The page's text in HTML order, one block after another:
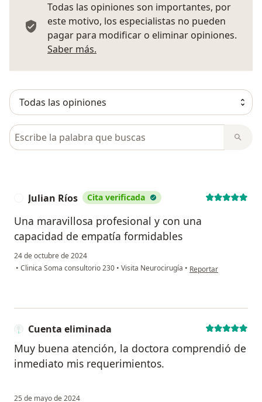
Todas las opiniones son importantes, por
este motivo, los especialistas no pueden
pagar para modificar o eliminar opiniones.
Saber más.
Busca en opiniones
Julian Ríos Cita verificada
Una maravillosa profesional y con una
capacidad de empatía formidables
24 de octubre de 2024
• Clinica Soma consultorio 230 • Visita Neurocirugía • en opinión del usuario
Reportar
Cuenta eliminada
Muy buena atención, la doctora comprendió de
inmediato mis requerimientos.
25 de mayo de 2024